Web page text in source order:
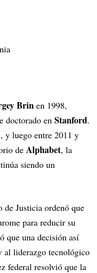
Brin en 1998,
doctorado en Stanford.
y luego entre 2011 y
de Alphabet, la
siendo un
de Justicia ordenó que
para reducir su
que una decisión así
al liderazgo tecnológico
federal resolvió que la